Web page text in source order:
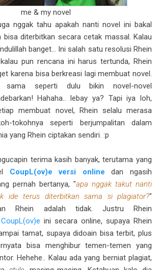
me & my novel
nggak tahu apakah nanti novel ini bakal
bisa diterbitkan secara cetak massal. Kalau
banget... Ini salah satu resolusi Rhein
pun rencana ini harus tertunda, Rhein
karena bisa berkreasi lagi membuat novel.
sama seperti dulu bikin novel-novel
Hahaha.. lebay ya? Tapi iya loh,
membuat novel, Rhein selalu merasa
tokohnya seperti berjumpalitan dalam
yang Rhein ciptakan sendiri. :p
terima kasih banyak, terutama yang
CoupL(ov)e versi online dan ngasih
pernah bertanya, "apa nggak takut nanti
ide terus diterbitkan sama si plagiator?"
Rhein adalah tidak. Justru Rhein
CoupL(ov)e ini secara online, supaya Rhein
tamat, supaya didoain bisa terbit, plus
bisa menghibur temen-temen yang
Hehehe.. Kalau ada yang berniat plagiat,